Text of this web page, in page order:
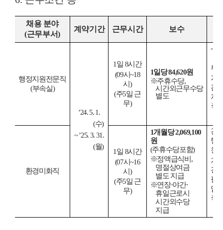
채용 분야
(근무부서)
계약기간 근무시간 보수
행정지원전문직
(부속실)
’24. 5. 1.
(수)
~ ’25. 3. 31.
(월)
1일 8시간
(09시~18
시 )
(주5일 근
무)
1일당84,620원
※주휴수당,
시간외근무수당
별도
-
부
기
관
지
※
환경미화직
1일 8시간
(07시~16
시 )
(주5일 근
무)
1개월당2,069,100
원
(주휴수당포함)
※정액급식비 ,
명절상여금
별도 지급
※연장·야간·
휴일근로시
시간외수당
지급
건
행
청
기
경
필
업
※